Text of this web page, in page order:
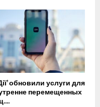
обновили услуги для
перемещенных